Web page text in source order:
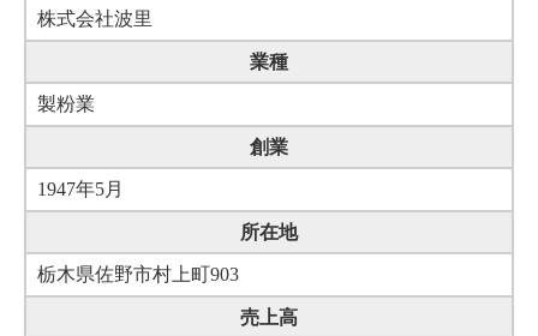
株式会社波里
業種
製粉業
創業
1947年5月
所在地
栃木県佐野市村上町903
売上高